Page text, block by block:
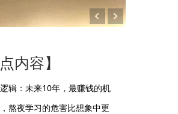
内容】
辑：未来10年，最赚钱的机
熬夜学习的危害比想象中更